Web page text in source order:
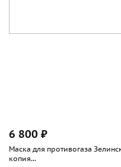
6 800 ₽
Маска для противогаза
копия...